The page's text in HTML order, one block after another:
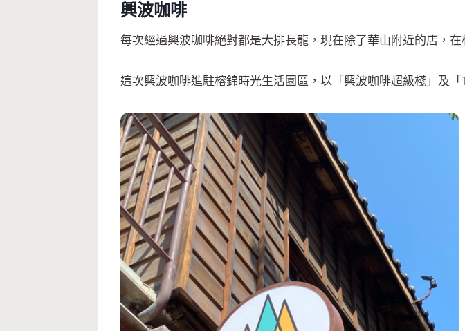
興波咖啡
每次經過興波咖啡絕對都是大排長龍，現在除了華山附近的店，
這次興波咖啡進駐榕錦時光生活園區，以「興波咖啡超級棧」及